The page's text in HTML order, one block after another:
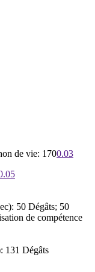
de vie: 1700.03
50 Dégâts; 50
de compétence
131 Dégâts